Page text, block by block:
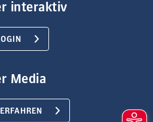
interaktiv
Media